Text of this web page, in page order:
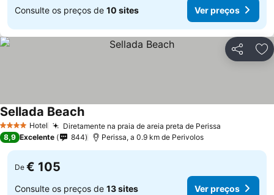
Consulte os preços de 10 sites Ver preços
Partilhar
4 EstrelasHotel Diretamente na praia de areia preta de Perissa
Sellada Beach
8,9 Excelente 844 Perissa, a 0.9 km de Perivolos
De € 105
Consulte os preços de 13 sites Ver preços